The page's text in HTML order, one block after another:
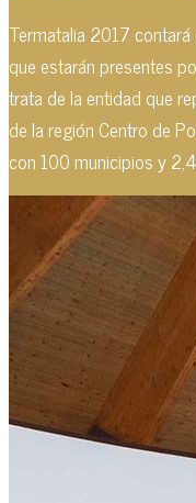
Termatalia 2017
que estarán presentes
trata de la entidad que
de la región Centro de
con 100 municipios y